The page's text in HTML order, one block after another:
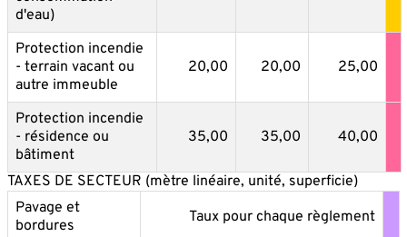
d'eau)
Protection incendie
- terrain vacant ou
autre immeuble
20,00 20,00 25,00
Protection incendie
- résidence ou
bâtiment
35,00 35,00 40,00
TAXES DE SECTEUR (mètre linéaire, unité, superficie)
Pavage et
bordures
Taux pour chaque règlement